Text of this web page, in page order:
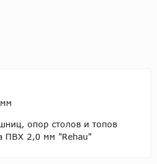
опор столов и топов
ПВХ 2,0 мм "Rehau"